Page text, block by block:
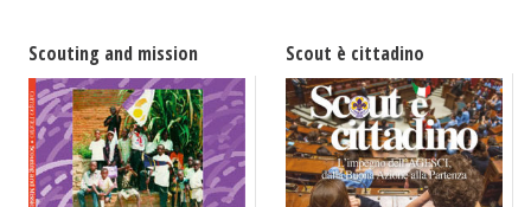
Scouting and mission Scout è cittadino